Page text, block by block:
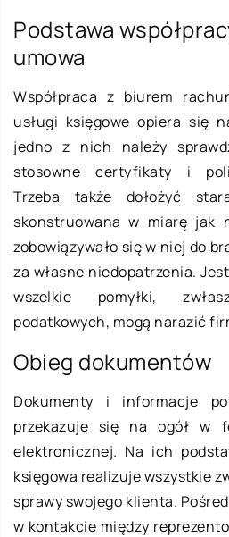
Podstawa
umowa
Współpraca z biurem
usługi księgowe opiera się
jedno z nich należy
stosowne certyfikaty i
Trzeba także dołożyć
skonstruowana w miarę jak
zobowiązywało się w niej do
za własne niedopatrzenia.
wszelkie pomyłki,
podatkowych, mogą narazić
Obieg dokumentów
Dokumenty i informacje
przekazuje się na ogół w
elektronicznej. Na ich
księgowa realizuje wszystkie
sprawy swojego klienta.
w kontakcie między